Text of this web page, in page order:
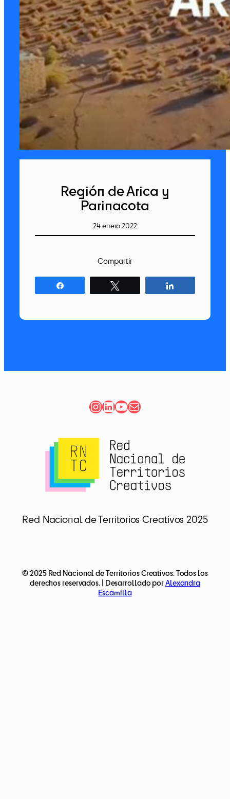
Región de Arica y
Parinacota
24 enero 2022
Compartir
Instagram
LinkedIn
YouTube
Correo electrónico
Red Nacional de Territorios Creativos 2025
© 2025 Red Nacional de Territorios Creativos. Todos los
derechos reservados. | Desarrollado porAlexandra
Escamilla